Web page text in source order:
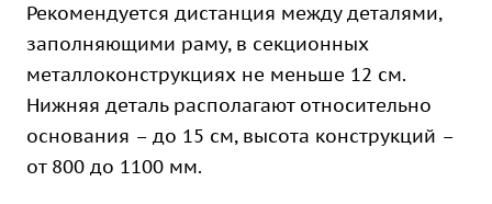
Рекомендуется дистанция между деталями,
заполняющими раму, в секционных
металлоконструкциях не меньше 12 см.
Нижняя деталь располагают относительно
основания – до 15 см, высота конструкций –
от 800 до 1100 мм.